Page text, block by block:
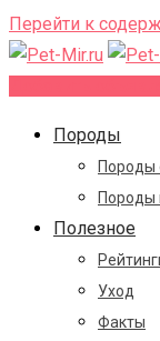
Перейти к
Породы
Породы
Породы
Полезное
Уход
Факты